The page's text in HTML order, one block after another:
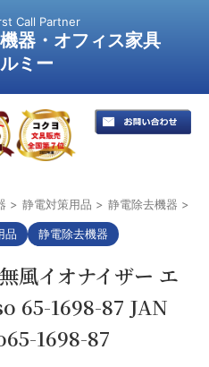
Call Partner
器・オフィス家具
ミー
> 静電対策用品 > 静電除去機器 >
品 静電除去機器
風イオナイザー エ
65-1698-87 JAN
1698-87